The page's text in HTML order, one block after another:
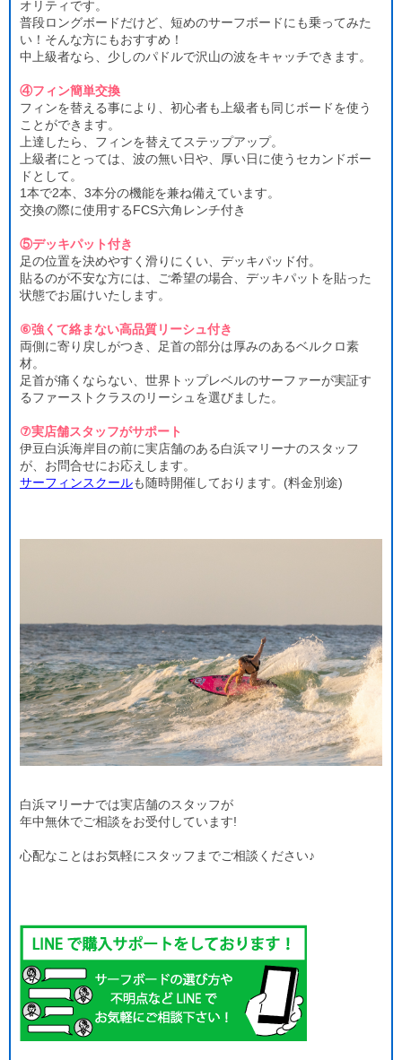
オリティです。
普段ロングボードだけど、短めのサーフボードにも乗ってみた
い！そんな方にもおすすめ！
中上級者なら、少しのパドルで沢山の波をキャッチできます。
④フィン簡単交換
フィンを替える事により、初心者も上級者も同じボードを使う
ことができます。
上達したら、フィンを替えてステップアップ。
上級者にとっては、波の無い日や、厚い日に使うセカンドボー
ドとして。
1本で2本、3本分の機能を兼ね備えています。
交換の際に使用するFCS六角レンチ付き
⑤デッキパット付き
足の位置を決めやすく滑りにくい、デッキパッド付。
貼るのが不安な方には、ご希望の場合、デッキパットを貼った
状態でお届けいたします。
⑥強くて絡まない高品質リーシュ付き
両側に寄り戻しがつき、足首の部分は厚みのあるベルクロ素
材。
足首が痛くならない、世界トップレベルのサーファーが実証す
るファーストクラスのリーシュを選びました。
⑦実店舗スタッフがサポート
伊豆白浜海岸目の前に実店舗のある白浜マリーナのスタッフ
が、お問合せにお応えします。
サーフィンスクールも随時開催しております。(料金別途)
白浜マリーナでは実店舗のスタッフが
年中無休でご相談をお受付しています!
心配なことはお気軽にスタッフまでご相談ください♪